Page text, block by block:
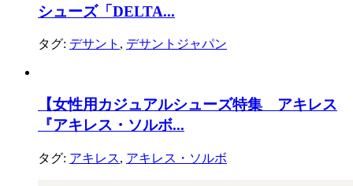
シューズ「DELTA...
タグ: デサント , デサントジャパン
【女性用カジュアルシューズ特集 アキレス
『アキレス・ソルボ...
タグ: アキレス, アキレス・ソルボ